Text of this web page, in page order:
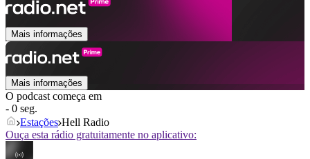
Mais informações
Mais informações
O podcast começa em
- 0 seg.
Estações Hell Radio
Ouça esta rádio gratuitamente no aplicativo: